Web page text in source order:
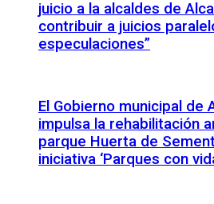
juicio a la alcaldes de
contribuir a juicios
especulaciones”
El Gobierno municipal de
impulsa la rehabilitación
parque Huerta de
iniciativa ‘Parques con